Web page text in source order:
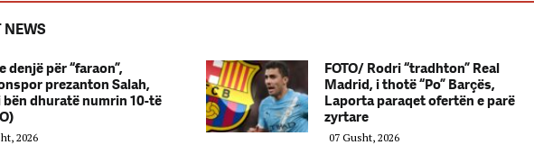
NEWS
denjë për “faraon”,
prezanton Salah,
bën dhuratë numrin 10-të
2026
FOTO/ Rodri “tradhton” Real
Madrid, i thotë “Po” Barçës,
Laporta paraqet ofertën e parë
zyrtare
07 Gusht, 2026